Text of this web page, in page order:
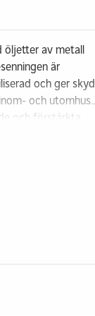
öljetter av metall
är
och ger
och utomhus.
och förstärkta
lätthanterlig och